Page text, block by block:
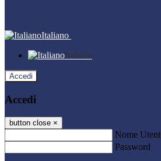
Italiano
Italiano
Accedi
Accedi
button close ×
Nome
Password